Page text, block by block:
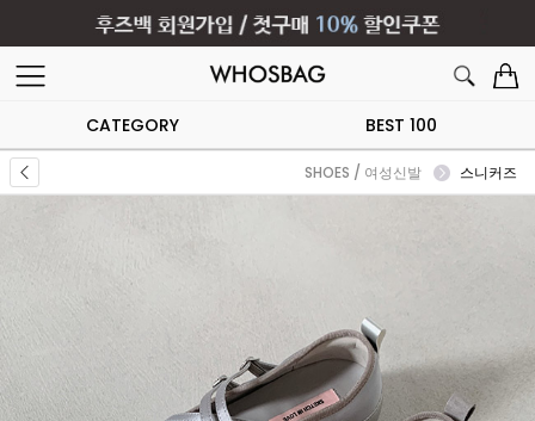
CATEGORY BEST 100
SHOES / 여성신발 스니커즈